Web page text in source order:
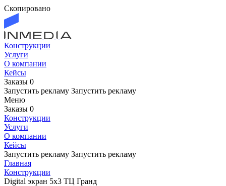
Скопировано
Конструкции
Услуги
О компании
Кейсы
Заказы 0
Запустить рекламу Запустить рекламу
Меню
Заказы 0
Конструкции
Услуги
О компании
Кейсы
Запустить рекламу Запустить рекламу
Главная
Конструкции
Digital экран 5х3 ТЦ Гранд